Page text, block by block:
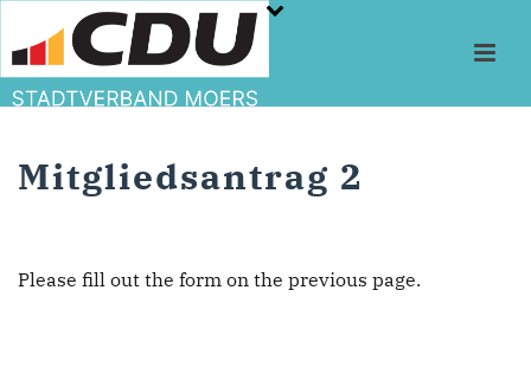
Mitgliedsantrag 2
Please fill out the form on the previous page.